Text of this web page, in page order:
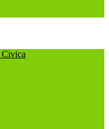
Civica